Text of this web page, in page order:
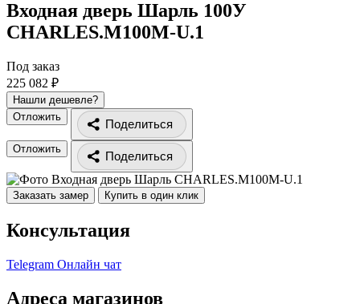
Входная дверь Шарль 100У
CHARLES.M100M-U.1
Под заказ
225 082 ₽
Нашли дешевле?
Отложить
Поделиться
Отложить
Поделиться
Заказать замер Купить в один клик
Консультация
Telegram Онлайн чат
Адреса магазинов